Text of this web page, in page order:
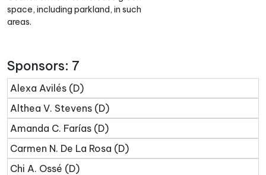
space, including parkland, in such
areas.
Sponsors: 7
Alexa Avilés (D)
Althea V. Stevens (D)
Amanda C. Farías (D)
Carmen N. De La Rosa (D)
Chi A. Ossé (D)